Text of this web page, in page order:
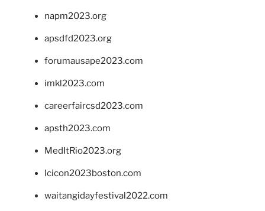
napm2023.org
apsdfd2023.org
forumausape2023.com
imkl2023.com
careerfaircsd2023.com
apsth2023.com
MedItRio2023.org
lcicon2023boston.com
waitangidayfestival2022.com